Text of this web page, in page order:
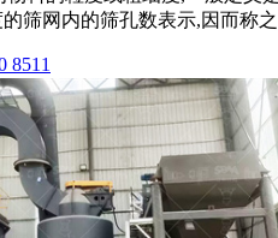
筛网内的筛孔数表示,因而称之
8511